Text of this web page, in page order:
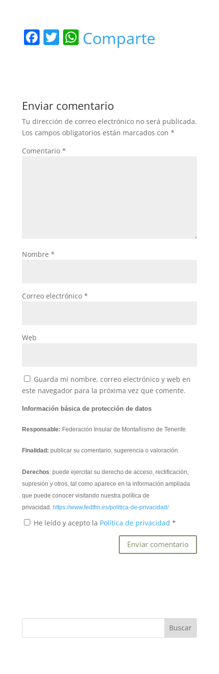
F
b
o
o
k
T W
A
p
p
Comparte
Enviar comentario
Tu dirección de correo electrónico no será publicada.
Los campos obligatorios están marcados con *
Comentario *
Nombre *
Correo electrónico *
Web
Guarda mi nombre, correo electrónico y web en
este navegador para la próxima vez que comente.
Información básica de protección de datos
Responsable: Federación Insular de Montañismo de Tenerife.
Finalidad: publicar su comentario, sugerencia o valoración.
Derechos: puede ejercitar su derecho de acceso, rectificación,
supresión y otros, tal como aparece en la información ampliada
que puede conocer visitando nuestra política de
privacidad. https://www.fedtfm.es/politica-de-privacidad/
He leído y acepto la Política de privacidad *